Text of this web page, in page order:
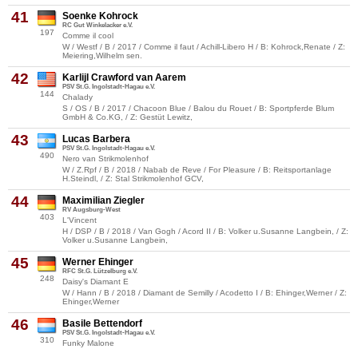
41
197
Soenke Kohrock
RC Gut Winkelacker e.V.
Comme il cool
W / Westf / B / 2017 / Comme il faut / Achill-Libero H / B: Kohrock,Renate / Z:
Meiering,Wilhelm sen.
42
144
Karlijl Crawford van Aarem
PSV St.G. Ingolstadt-Hagau e.V.
Chalady
S / OS / B / 2017 / Chacoon Blue / Balou du Rouet / B: Sportpferde Blum
GmbH & Co.KG, / Z: Gestüt Lewitz,
43
490
Lucas Barbera
PSV St.G. Ingolstadt-Hagau e.V.
Nero van Strikmolenhof
W / Z.Rpf / B / 2018 / Nabab de Reve / For Pleasure / B: Reitsportanlage
H.Steindl, / Z: Stal Strikmolenhof GCV,
44
403
Maximilian Ziegler
RV Augsburg-West
L'Vincent
H / DSP / B / 2018 / Van Gogh / Acord II / B: Volker u.Susanne Langbein, / Z:
Volker u.Susanne Langbein,
45
248
Werner Ehinger
RFC St.G. Lützelburg e.V.
Daisy's Diamant E
W / Hann / B / 2018 / Diamant de Semilly / Acodetto I / B: Ehinger,Werner / Z:
Ehinger,Werner
46
310
Basile Bettendorf
PSV St.G. Ingolstadt-Hagau e.V.
Funky Malone